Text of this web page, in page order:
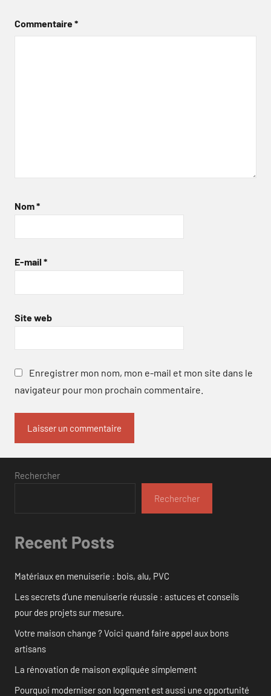
Commentaire*
Nom*
E-mail *
Site web
Enregistrer mon nom, mon e-mail et mon site dans le
navigateur pour mon prochain commentaire.
Rechercher
Rechercher
Recent Posts
Matériaux en menuiserie : bois, alu, PVC
Les secrets d’une menuiserie réussie : astuces et conseils
pour des projets sur mesure.
Votre maison change ? Voici quand faire appel aux bons
artisans
La rénovation de maison expliquée simplement
Pourquoi moderniser son logement est aussi une opportunité